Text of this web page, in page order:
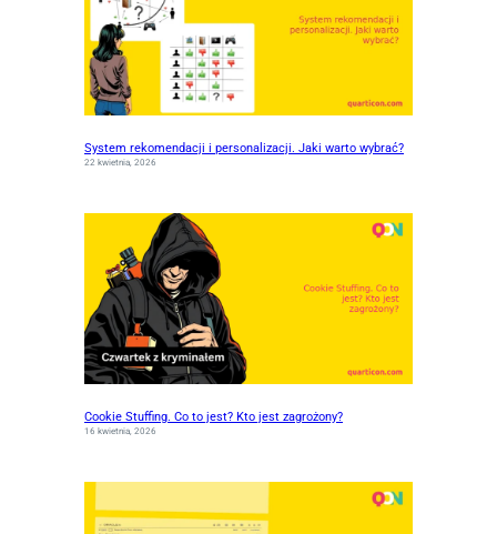
System rekomendacji i personalizacji. Jaki warto wybrać?
22 kwietnia, 2026
Cookie Stuffing. Co to jest? Kto jest zagrożony?
16 kwietnia, 2026